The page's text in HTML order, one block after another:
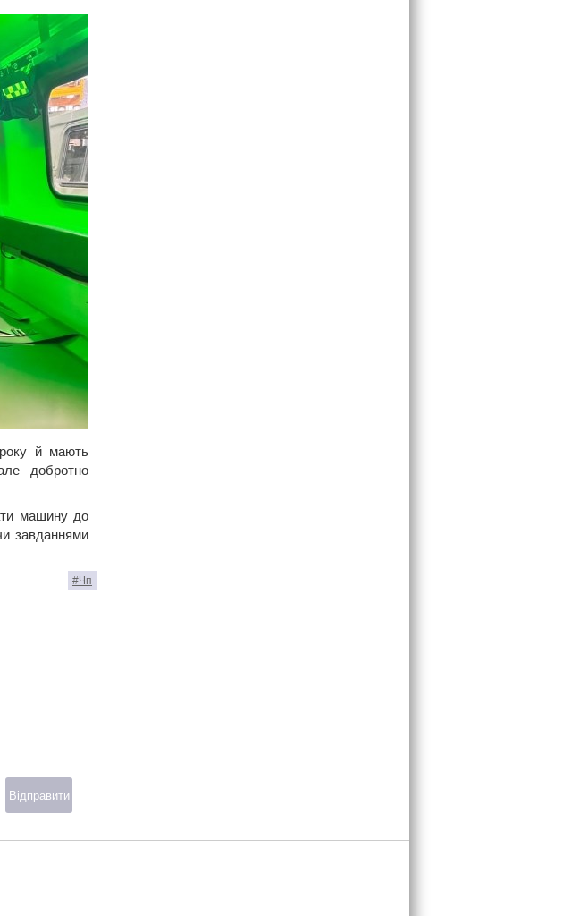
року й мають
добротно
машину до
завданнями
#Чп
Відправити